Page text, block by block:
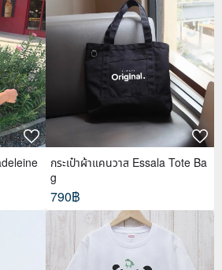
กระเป๋าผ้าแคนวาส Essala Tote Ba
g
790฿